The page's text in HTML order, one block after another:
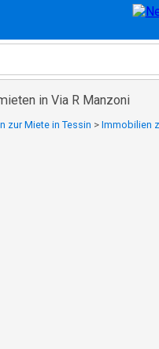
in Via R Manzoni
zur Miete in Tessin > Immobilien